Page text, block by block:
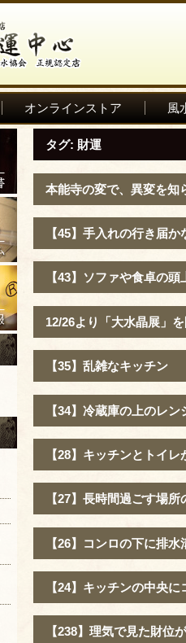
オンラインストア 風
タグ: 財運
本能寺の変で、異変を知
【45】手入れの行き届
【43】ソファや食卓の
12/26より「大水晶展」
【35】乱雑なキッチン
【34】冷蔵庫の上のレン
【28】キッチンとトイ
【27】長時間過ごす場
【26】コンロの下に排
【24】キッチンの中央
【238】理気で見た財位